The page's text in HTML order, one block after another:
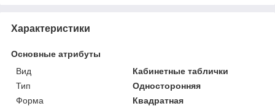
Характеристики
Основные атрибуты
Вид
Кабинетные таблички
Тип
Односторонняя
Форма
Квадратная